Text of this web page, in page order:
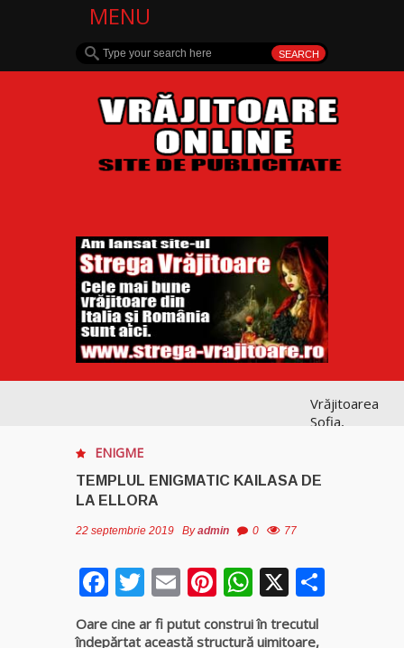
MENU
Vrăjitoarea
Sofia,
în lume
Vrăjitoarea
Venus are
ENIGME
TEMPLUL ENIGMATIC KAILASA DE
LA ELLORA
22 septembrie 2019 Byadmin 0 77
Facebook
Twitter
EmailPinterest
WhatsApp
X
Oare cine ar fi putut construi în trecutul
îndepărtat această structură uimitoare,